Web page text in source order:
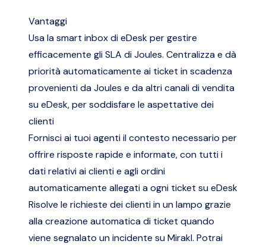
Vantaggi
Usa la smart inbox di eDesk per gestire
efficacemente gli SLA di Joules. Centralizza e dà
priorità automaticamente ai ticket in scadenza
provenienti da Joules e da altri canali di vendita
su eDesk, per soddisfare le aspettative dei
clienti
Fornisci ai tuoi agenti il contesto necessario per
offrire risposte rapide e informate, con tutti i
dati relativi ai clienti e agli ordini
automaticamente allegati a ogni ticket su eDesk
Risolve le richieste dei clienti in un lampo grazie
alla creazione automatica di ticket quando
viene segnalato un incidente su Mirakl. Potrai